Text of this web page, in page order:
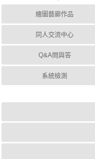
繪圖藝廊作品
同人交流中心
Q&A問與答
系統檢測